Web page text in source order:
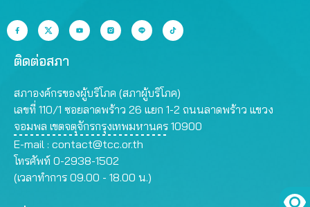
ติดต่อสภา
สภาองค์กรของผู้บริโภค (สภาผู้บริโภค)
เลขที่ 110/1 ซอยลาดพร้าว 26 แยก 1-2 ถนนลาดพร้าว แขวง
จอมพล เขตจตุจักรกรุงเทพมหานคร 10900
E-mail : contact@tcc.or.th
โทรศัพท์ 0-2938-1502
(เวลาทำการ 09.00 - 18.00 น.)